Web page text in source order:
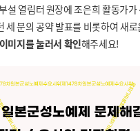
설 열림터 원장에 조은희 활동가
분의 공약 발표를 비롯하여 새
미지를 눌러서 확인해주세요!